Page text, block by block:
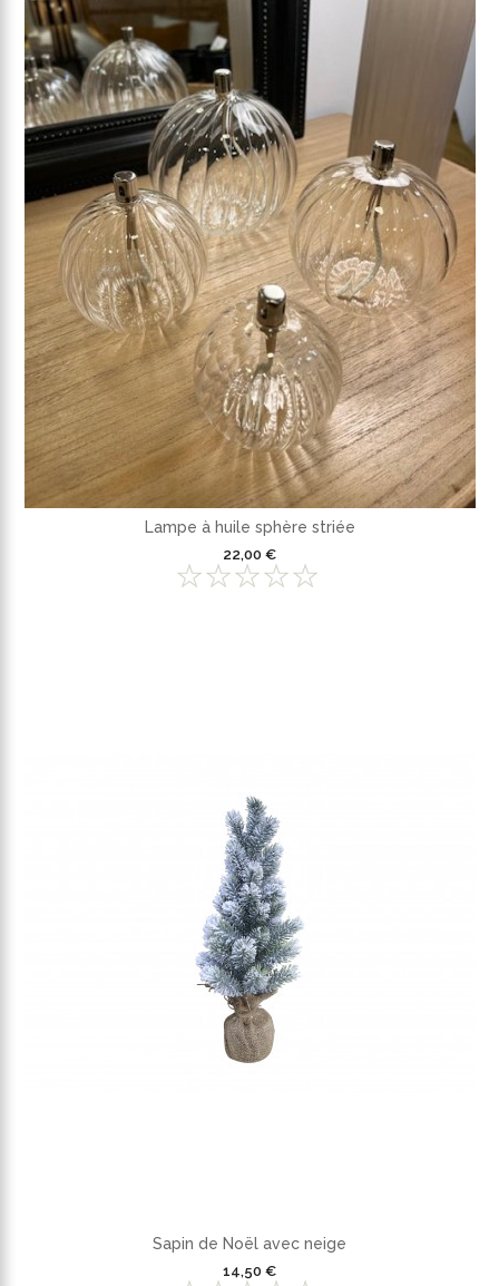
Lampe à huile sphère striée
22,00 €
Sapin de Noël avec neige
14,50 €